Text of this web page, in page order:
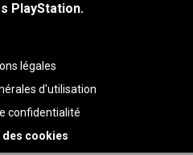
PlayStation.
légales
d'utilisation
confidentialité
des cookies